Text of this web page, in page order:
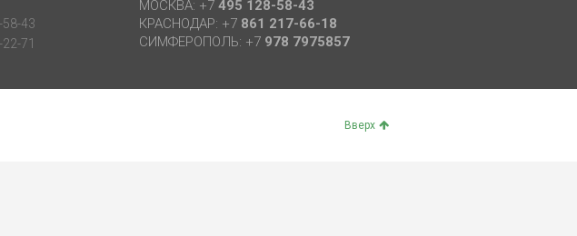
43
71
МОСКВА: +7 495 128-58-43
КРАСНОДАР: +7 861 217-66-18
СИМФЕРОПОЛЬ: +7 978 7975857
Вверх